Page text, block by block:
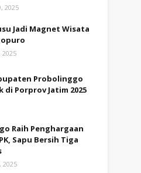
2025
Jadi Magnet Wisata
Probolinggo
di Porprov Jatim 2025
Raih Penghargaan
Sapu Bersih Tiga
2025